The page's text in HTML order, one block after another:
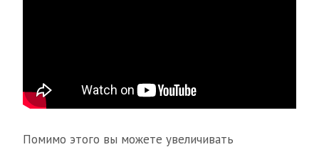
Помимо этого вы можете увеличивать